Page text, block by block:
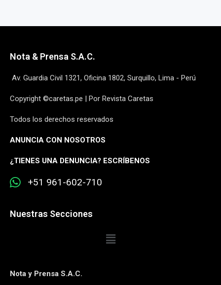
Nota & Prensa S.A.C.
Av. Guardia Civil 1321, Oficina 1802, Surquillo, Lima - Perú
Copyright ©caretas.pe | Por Revista Caretas
Todos los derechos reservados
ANUNCIA CON NOSOTROS
¿TIENES UNA DENUNCIA? ESCRÍBENOS
+51 961-602-710
Nuestras Secciones
Nota y Prensa S.A.C.